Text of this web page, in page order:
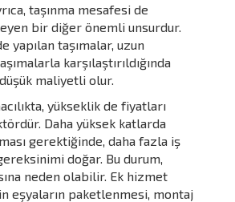
taşınma mesafesi de
bir diğer önemli unsurdur.
yapılan taşımalar, uzun
karşılaştırıldığında
maliyetli olur.
yükseklik de fiyatları
Daha yüksek katlarda
gerektiğinde, daha fazla iş
doğar. Bu durum,
neden olabilir. Ek hizmet
eşyaların paketlenmesi, montaj